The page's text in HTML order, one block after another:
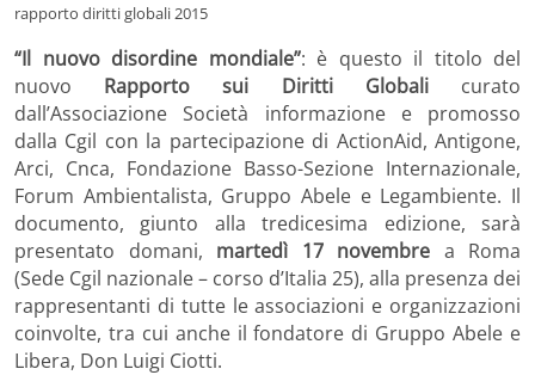
rapporto diritti globali 2015
“Il nuovo disordine mondiale”: è questo il titolo del
nuovo Rapporto sui Diritti Globalicurato
dall’Associazione Società informazione e promosso
dalla Cgil con la partecipazione di ActionAid, Antigone,
Arci, Cnca, Fondazione Basso-Sezione Internazionale,
Forum Ambientalista, Gruppo Abele e Legambiente. Il
documento, giunto alla tredicesima edizione, sarà
presentato domani, martedì 17 novembre a Roma
(Sede Cgil nazionale – corso d’Italia 25), alla presenza dei
rappresentanti di tutte le associazioni e organizzazioni
coinvolte, tra cui anche il fondatore di Gruppo Abele e
Libera, Don Luigi Ciotti.